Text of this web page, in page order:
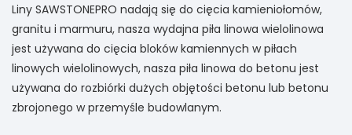
Liny SAWSTONEPRO nadają się do cięcia kamieniołomów,
granitu i marmuru, nasza wydajna piła linowa wielolinowa
jest używana do cięcia bloków kamiennych w piłach
linowych wielolinowych, nasza piła linowa do betonu jest
używana do rozbiórki dużych objętości betonu lub betonu
zbrojonego w przemyśle budowlanym.